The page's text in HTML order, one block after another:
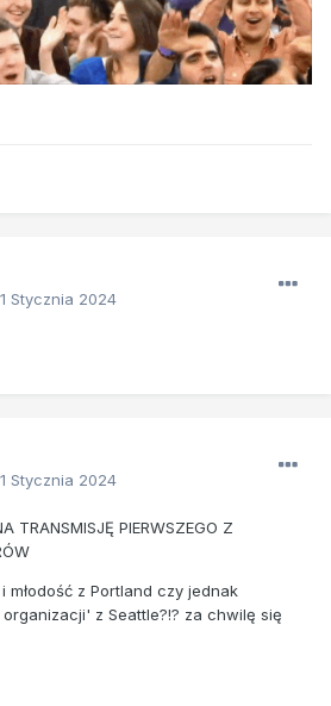
Stycznia 2024
Stycznia 2024
TRANSMISJĘ PIERWSZEGO Z
z Portland czy jednak
z Seattle?!? za chwilę się